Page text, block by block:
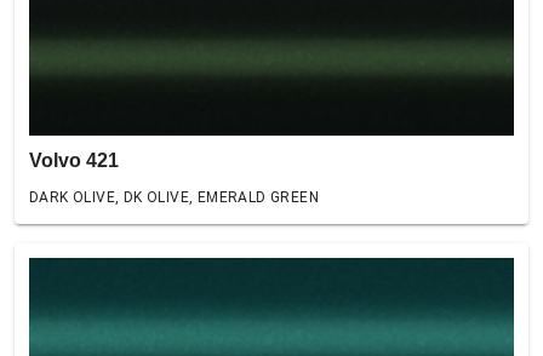
Volvo 421
DARK OLIVE, DK OLIVE, EMERALD GREEN